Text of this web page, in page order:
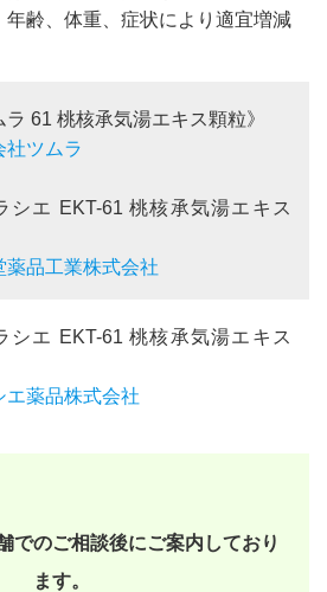
年齢、体重、症状により適宜増減
ラ 61 桃核承気湯エキス顆粒》
社ツムラ
シエ EKT-61 桃核承気湯エキス
薬品工業株式会社
シエ EKT-61 桃核承気湯エキス
エ薬品株式会社
でのご相談後にご案内しており
ます。